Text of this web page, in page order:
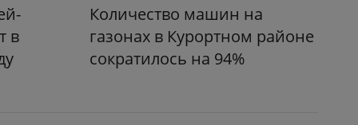
в
Количество машин на
газонах в Курортном районе
сократилось на 94%